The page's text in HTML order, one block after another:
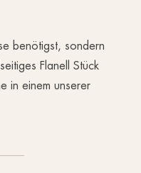
benötigst, sondern
Flanell Stück
in einem unserer